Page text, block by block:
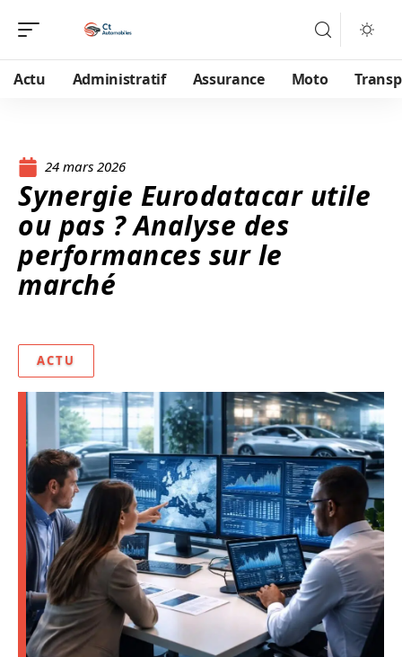
Actu Administratif Assurance Moto
24 mars 2026
Synergie Eurodatacar utile
ou pas ? Analyse des
performances sur le
marché
ACTU